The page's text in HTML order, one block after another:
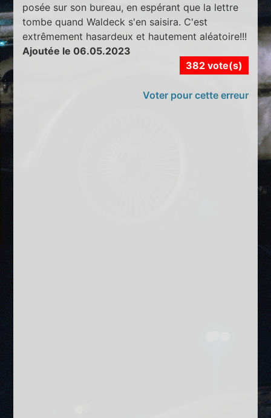
posée sur son bureau, en espérant que la lettre
tombe quand Waldeck s'en saisira. C'est
extrêmement hasardeux et hautement aléatoire!!!
Ajoutée le 06.05.2023
382 vote(s)
Voter pour cette erreur